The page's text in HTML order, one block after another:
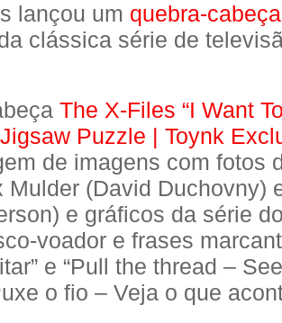
lançou um quebra-cabeça
clássica série de
The X-Files “I Want
Puzzle | Toynk
de imagens com fotos
Mulder (David Duchovny)
e gráficos da série
voador e frases
e “Pull the thread –
o fio – Veja o que